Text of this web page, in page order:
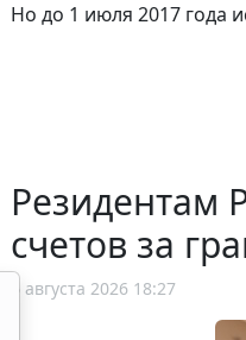
Но до 1 июля 2017 года
Резидентам
счетов за
6 августа 2026 18:27